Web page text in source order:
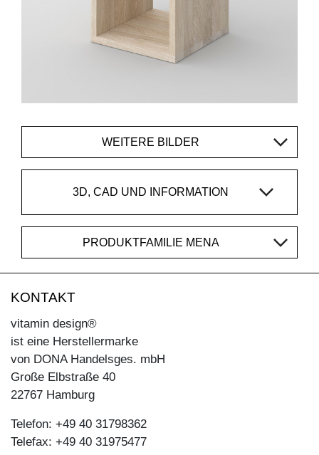
WEITERE BILDER
3D, CAD UND INFORMATION
PRODUKTFAMILIE MENA
KONTAKT
vitamin design®
ist eine Herstellermarke
von DONA Handelsges. mbH
Große Elbstraße 40
22767 Hamburg
Telefon: +49 40 31798362
Telefax: +49 40 31975477